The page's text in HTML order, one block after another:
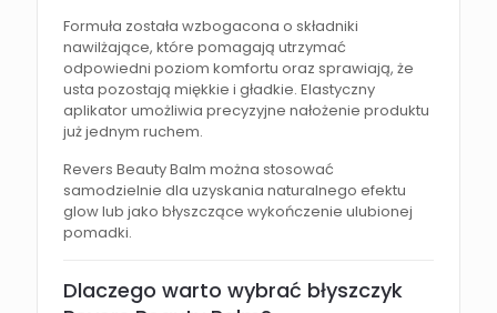
Formuła została wzbogacona o składniki
nawilżające, które pomagają utrzymać
odpowiedni poziom komfortu oraz sprawiają, że
usta pozostają miękkie i gładkie. Elastyczny
aplikator umożliwia precyzyjne nałożenie produktu
już jednym ruchem.
Revers Beauty Balm można stosować
samodzielnie dla uzyskania naturalnego efektu
glow lub jako błyszczące wykończenie ulubionej
pomadki.
Dlaczego warto wybrać błyszczyk